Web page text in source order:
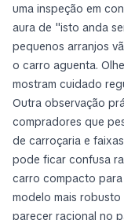
uma inspeção em
aura de "isto anda
pequenos arranjos
o carro aguenta.
mostram cuidado
Outra observação
compradores que
de carroçaria e
pode ficar confusa
carro compacto para
modelo mais
parecer racional no